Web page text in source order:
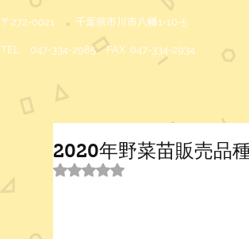
TEL 047-334-2985 FAX 047-334-2934
〒272-0021 千葉県市川市八幡1-10-5
2020年野菜苗販売品
5つ星のうちNaNと評価されてい